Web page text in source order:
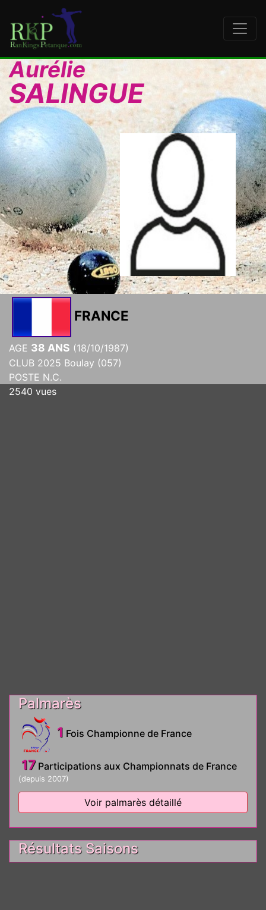
Aurélie
SALINGUE
FRANCE
AGE 38 ANS (18/10/1987)
CLUB 2025 Boulay (057)
POSTE N.C.
2540 vues
Palmarès
1 Fois Championne de France
17Participations aux Championnats de France
(depuis 2007)
Voir palmarès détaillé
Résultats Saisons